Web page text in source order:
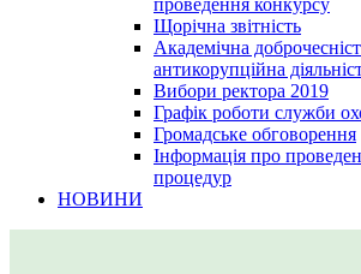
проведення конкурсу
Щорічна звітність
Академічна
антикорупційна
Вибори ректора 2019
Графік роботи служби
Громадське обговорення
Інформація про
процедур
НОВИНИ